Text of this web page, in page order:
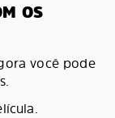
OS
você pode